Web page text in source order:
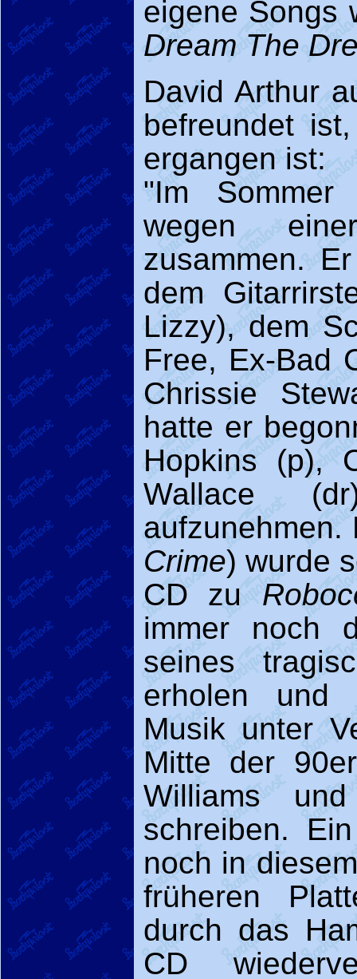
eigene Songs
Dream The
David Arthur
befreundet
ergangen ist:
"Im
wegen
zusammen.
dem
Lizzy), dem
Free, Ex-Bad
Chrissie
hatte er
Hopkins (p),
Wallace
Crime) wurde
CD zu
immer noch
seines
erholen und
Musik unter
Mitte der
Williams
schreiben.
noch in
früheren
durch das
CD